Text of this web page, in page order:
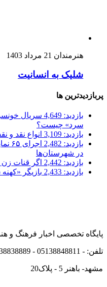
هنرمندان 21 مرداد 1403
شلیک به انسانیت
پربازدیدترین ها
بازدید: 4,649
سریال
سرد» چیست؟
بازدید: 3,109
انواع نقد و
بازدید: 2,482
در شهرستان‌ها
بازدید: 2,442
اگر قنات
بازدید: 2,433
بازیگر
پایگاه تخصصی اخبار فرهنگ و
تلفن: - 05138848811 - 05138838889
مشهد- باهنر 5 - پلاک20